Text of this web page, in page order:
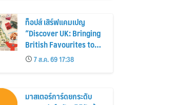
ท็อปส์ เสิร์ฟแคมเปญ
“Discover UK: Bringing
British Favourites to
You” ขนทัพของอร่อยและ
ไอเท็มฮิตจากสหราช
อาณาจักร ส่งตรงถึงมือ
ตั้งแต่วันนี้ – 18 สิงหาคมนี้
7 ส.ค. 69 17:38
มาสเตอร์การ์ดยกระดับ